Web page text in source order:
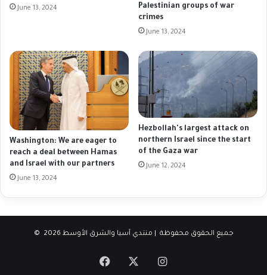
June 13, 2024
Palestinian groups of war
crimes
June 13, 2024
Washington: We are eager to
reach a deal between Hamas
and Israel with our partners
June 13, 2024
Hezbollah's largest attack on
northern Israel since the start
of the Gaza war
June 12, 2024
© جميع الحقوق محفوظة | منتدي آسيا والشرق الأوسط 2026
Facebook Instagram